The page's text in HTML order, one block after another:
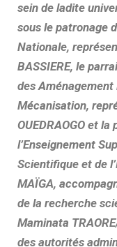
sein de ladite
sous le patronage
Nationale,
BASSIERE, le
des
Mécanisation,
OUEDRAOGO et
l’Enseignement
Scientifique et de
MAÏGA,
de la recherche
Maminata
des autorités